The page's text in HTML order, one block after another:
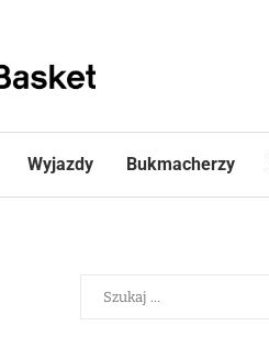
Wyjazdy Bukmacherzy